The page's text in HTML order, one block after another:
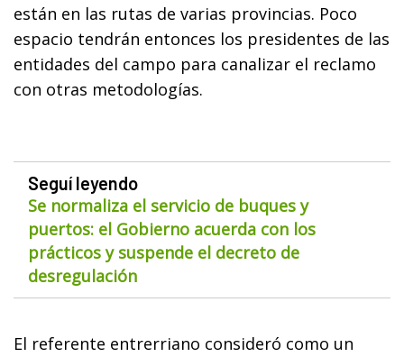
están en las rutas de varias provincias. Poco
espacio tendrán entonces los presidentes de las
entidades del campo para canalizar el reclamo
con otras metodologías.
Seguí leyendo
Se normaliza el servicio de buques y
puertos: el Gobierno acuerda con los
prácticos y suspende el decreto de
desregulación
El referente entrerriano consideró como un